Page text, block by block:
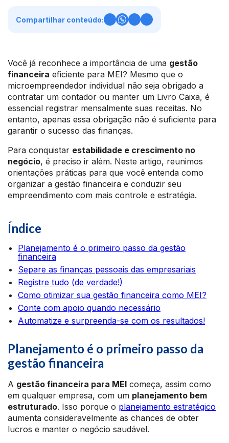
Compartilhar conteúdo:
Você já reconhece a importância de uma gestão
financeira eficiente para MEI? Mesmo que o
microempreendedor individual não seja obrigado a
contratar um contador ou manter um Livro Caixa, é
essencial registrar mensalmente suas receitas. No
entanto, apenas essa obrigação não é suficiente para
garantir o sucesso das finanças.
Para conquistar estabilidade e crescimento no
negócio, é preciso ir além. Neste artigo, reunimos
orientações práticas para que você entenda como
organizar a gestão financeira e conduzir seu
empreendimento com mais controle e estratégia.
Índice
Planejamento é o primeiro passo da gestão
financeira
Separe as finanças pessoais das empresariais
Registre tudo (de verdade!)
Como otimizar sua gestão financeira como MEI?
Conte com apoio quando necessário
Automatize e surpreenda-se com os resultados!
Planejamento é o primeiro passo da
gestão financeira
A gestão financeira para MEI começa, assim como
em qualquer empresa, com um planejamento bem
estruturado. Isso porque o planejamento estratégico
aumenta consideravelmente as chances de obter
lucros e manter o negócio saudável.